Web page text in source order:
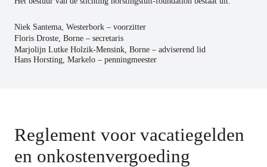
Niek Santema, Westerbork – voorzitter
Floris Droste, Borne – secretaris
Marjolijn Lutke Holzik-Mensink, Borne – adviserend lid
Hans Horsting, Markelo – penningmeester
Reglement voor vacatiegelden
en onkostenvergoeding